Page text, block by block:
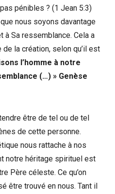
pénibles ? (1 Jean 5:3)
nous soyons davantage
à Sa ressemblance. Cela a
la création, selon qu’il est
l’homme à notre
(…) » Genèse
être de tel ou de tel
de cette personne.
nous rattache à nos
notre héritage spirituel est
Père céleste. Ce qu’on
être trouvé en nous. Tant il